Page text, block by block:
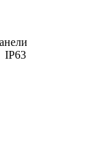
IP63